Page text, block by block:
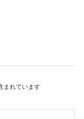
まれています